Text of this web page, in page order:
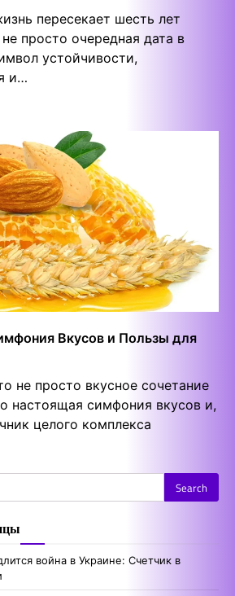
пересекает шесть лет
просто очередная дата в
устойчивости,
и…
Вкусов и Пользы для
не просто вкусное сочетание
настоящая симфония вкусов и,
целого комплекса
война в Украине: Счетчик в